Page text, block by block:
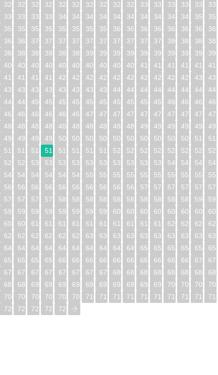
320
321 322 323 324 325 326 327 328 329 330 331 332 333 334
336
337 338 339 340 341 342 343 344 345 346 347 348 349 350
352
353 354 355 356 357 358 359 360 361 362 363 364 365 366
368
369 370 371 372 373 374 375 376 377 378 379 380 381 382
384
385 386 387 388 389 390 391 392 393 394 395 396 397 398
400
401 402 403 404 405 406 407 408 409 410 411 412 413 414
416
417 418 419 420 421 422 423 424 425 426 427 428 429 430
432
433 434 435 436 437 438 439 440 441 442 443 444 445 446
448
449 450 451 452 453 454 455 456 457 458 459 460 461 462
464
465 466 467 468 469 470 471 472 473 474 475 476 477 478
480
481 482 483 484 485 486 487 488 489 490 491 492 493 494
496
497 498 499 500 501 502 503 504 505 506 507 508 509 510
512
513 514 515 516 517 518 519 520 521 522 523 524 525 526
528
529 530 531 532 533 534 535 536 537 538 539 540 541 542
544
545 546 547 548 549 550 551 552 553 554 555 556 557 558
560
561 562 563 564 565 566 567 568 569 570 571 572 573 574
576
577 578 579 580 581 582 583 584 585 586 587 588 589 590
592
593 594 595 596 597 598 599 600 601 602 603 604 605 606
608
609 610 611 612 613 614 615 616 617 618 619 620 621 622
624
625 626 627 628 629 630 631 632 633 634 635 636 637 638
640
641 642 643 644 645 646 647 648 649 650 651 652 653 654
656
657 658 659 660 661 662 663 664 665 666 667 668 669 670
672
673 674 675 676 677 678 679 680 681 682 683 684 685 686
688
689 690 691 692 693 694 695 696 697 698 699 700 701 702
704
705 706 707 708 709 710 711 712 713 714 715 716 717 718
720
721 722 723 724